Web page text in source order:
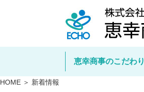
恵幸商事のこだわり
HOME ＞ 新着情報